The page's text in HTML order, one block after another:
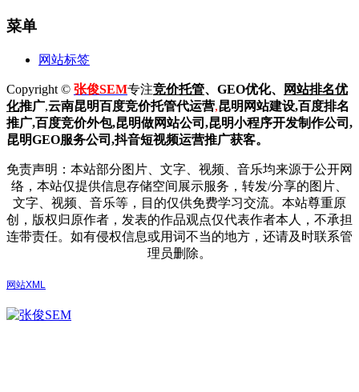
菜单
网站标签
Copyright © 张俊SEM专注竞价托管、GEO优化、
网站排名优
化推广,云南昆明百度竞价托管代运营,昆明网站建设,百度排名
推广,百度竞价外包,昆明做网站公司,昆明小程序开发制作公司,
昆明GEO服务公司,抖音短视频运营推广获客。
免责声明：本站部分图片、文字、视频、音乐均来源于公开网
络，本站仅提供信息存储空间展示服务，转发/分享的图片、
文字、视频、音乐等，目的仅供免费学习交流。本站尊重原
创，版权归原作者，发表的作品观点仅代表作者本人，不承担
连带责任。如有侵权信息或用词不当的地方，还请及时联系管
理员删除。
网站XML